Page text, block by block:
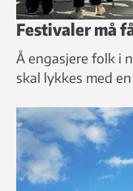
Festivaler må
Å engasjere folk i
skal lykkes med